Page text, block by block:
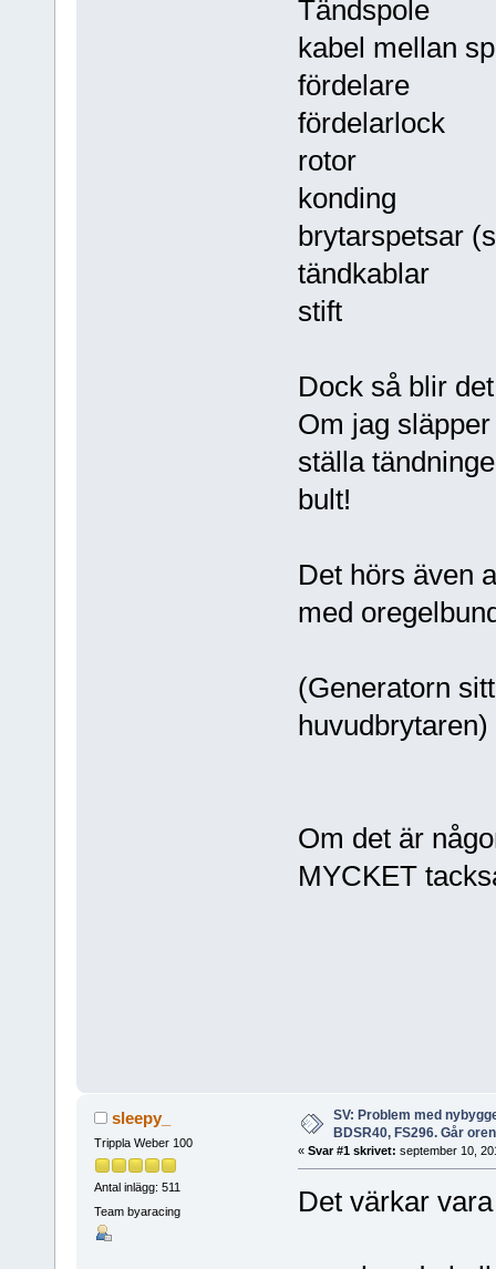
Tändspole
kabel mellan
fördelare
fördelarlock
rotor
konding
brytarspetsar
tändkablar
stift
Dock så blir
Om jag
ställa
bult!
Det hörs även
med
(Generatorn
huvudbrytaren)
Om det är
MYCKET
sleepy_
Trippla Weber 100
Antal inlägg: 511
Team byaracing
SV: Problem med
BDSR40, FS296. Går
« Svar #1 skrivet: september 10,
Det värkar